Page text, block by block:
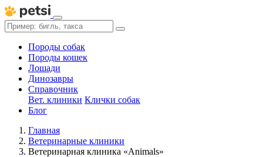
Породы собак
Породы кошек
Лошади
Динозавры
Справочник
Вет. клиники Клички собак
Блог
Главная
Ветеринарные клиники
Ветеринарная клиника «Animals»